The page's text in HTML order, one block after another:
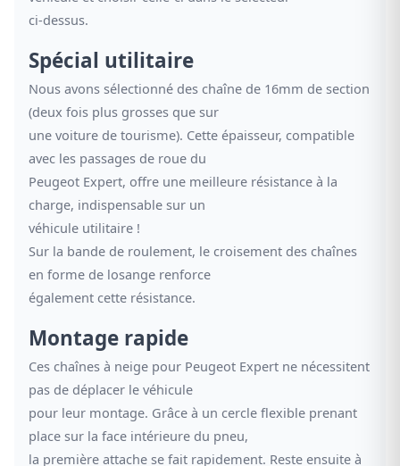
ci-dessus.
Spécial utilitaire
Nous avons sélectionné des chaîne de 16mm de section
(deux fois plus grosses que sur
une voiture de tourisme). Cette épaisseur, compatible
avec les passages de roue du
Peugeot Expert, offre une meilleure résistance à la
charge, indispensable sur un
véhicule utilitaire !
Sur la bande de roulement, le croisement des chaînes
en forme de losange renforce
également cette résistance.
Montage rapide
Ces chaînes à neige pour Peugeot Expert ne nécessitent
pas de déplacer le véhicule
pour leur montage. Grâce à un cercle flexible prenant
place sur la face intérieure du pneu,
la première attache se fait rapidement. Reste ensuite à